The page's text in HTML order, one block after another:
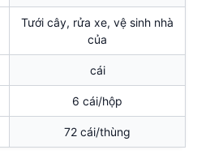
Tưới cây, rửa xe, vệ sinh nhà
của
cái
6 cái/hộp
72 cái/thùng